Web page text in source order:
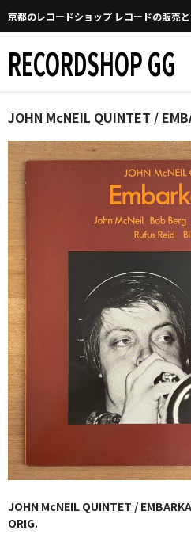
京都のレコードショップ レコードの販売
RECORDSHOP GG
Home
マイページ
GGについて
買取について
取り置きなどについて
Categories
New Arrivals
GG RECORD （当店のレーベル
BLUE NOTE
JAZZ-EU
JOHN McNEIL QUINTET /
JOHN McNEIL QUINTET /
ORIG.